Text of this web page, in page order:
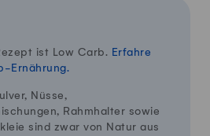
ist Low Carb. Erfahre
Ernährung.
Nüsse,
Rahmhalter sowie
sind zwar von Natur aus